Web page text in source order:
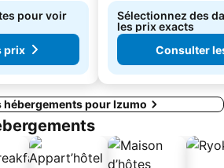
pour voir
prix
Sélectionnez des
les prix exacts
Consulter
hébergements pour Izumo